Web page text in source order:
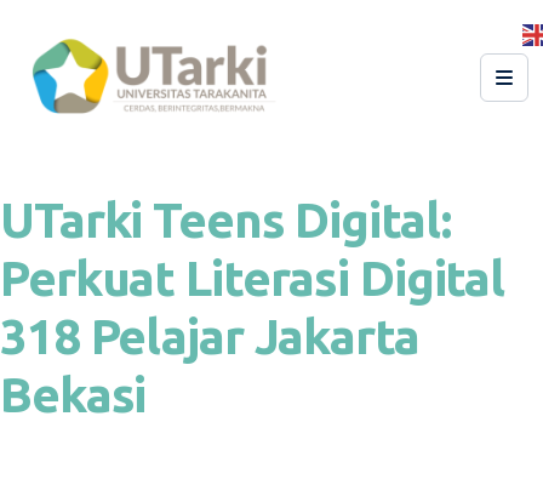
UTarki Teens Digital:
Perkuat Literasi Digital
318 Pelajar Jakarta
Bekasi